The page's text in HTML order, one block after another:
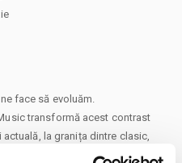
face să evoluăm.
transformă acest contrast
la granița dintre clasic,